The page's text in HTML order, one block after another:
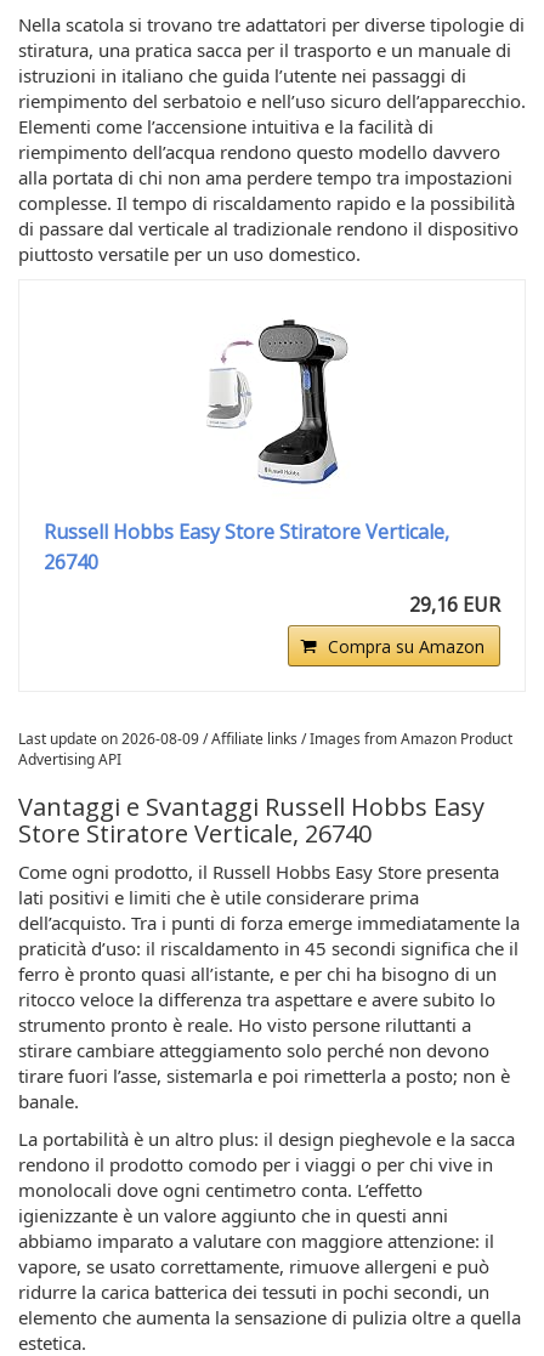
Nella scatola si trovano tre adattatori per diverse tipologie di
stiratura, una pratica sacca per il trasporto e un manuale di
istruzioni in italiano che guida l’utente nei passaggi di
riempimento del serbatoio e nell’uso sicuro dell’apparecchio.
Elementi come l’accensione intuitiva e la facilità di
riempimento dell’acqua rendono questo modello davvero
alla portata di chi non ama perdere tempo tra impostazioni
complesse. Il tempo di riscaldamento rapido e la possibilità
di passare dal verticale al tradizionale rendono il dispositivo
piuttosto versatile per un uso domestico.
Russell Hobbs Easy Store Stiratore Verticale,
26740
29,16 EUR
Compra su Amazon
Last update on 2026-08-09 / Affiliate links / Images from Amazon Product
Advertising API
Vantaggi e Svantaggi Russell Hobbs Easy
Store Stiratore Verticale, 26740
Come ogni prodotto, il Russell Hobbs Easy Store presenta
lati positivi e limiti che è utile considerare prima
dell’acquisto. Tra i punti di forza emerge immediatamente la
praticità d’uso: il riscaldamento in 45 secondi significa che il
ferro è pronto quasi all’istante, e per chi ha bisogno di un
ritocco veloce la differenza tra aspettare e avere subito lo
strumento pronto è reale. Ho visto persone riluttanti a
stirare cambiare atteggiamento solo perché non devono
tirare fuori l’asse, sistemarla e poi rimetterla a posto; non è
banale.
La portabilità è un altro plus: il design pieghevole e la sacca
rendono il prodotto comodo per i viaggi o per chi vive in
monolocali dove ogni centimetro conta. L’effetto
igienizzante è un valore aggiunto che in questi anni
abbiamo imparato a valutare con maggiore attenzione: il
vapore, se usato correttamente, rimuove allergeni e può
ridurre la carica batterica dei tessuti in pochi secondi, un
elemento che aumenta la sensazione di pulizia oltre a quella
estetica.